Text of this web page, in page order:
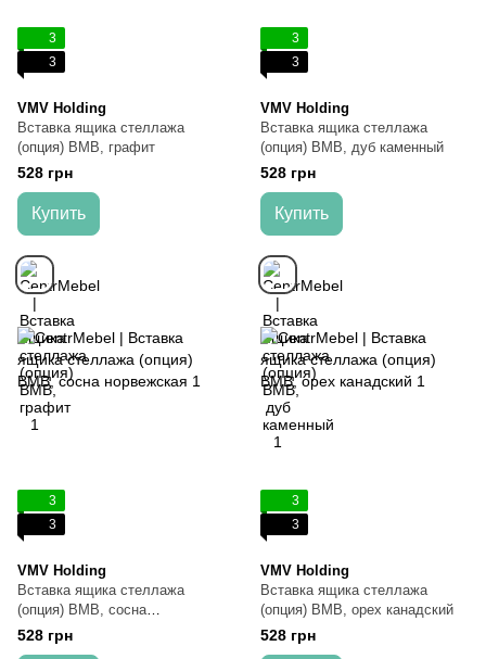
3
3
VMV Holding
Вставка ящика стеллажа
(опция) ВМВ, графит
528 грн
Купить
3
3
VMV Holding
Вставка ящика стеллажа
(опция) ВМВ, дуб каменный
528 грн
Купить
3
3
VMV Holding
Вставка ящика стеллажа
(опция) ВМВ, сосна
норвежская
528 грн
3
3
VMV Holding
Вставка ящика стеллажа
(опция) ВМВ, орех канадский
528 грн